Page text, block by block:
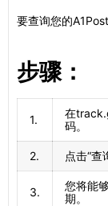
要查询您的
步骤：
1.
在
码。
2. 点击“查
3.
您将能
期。